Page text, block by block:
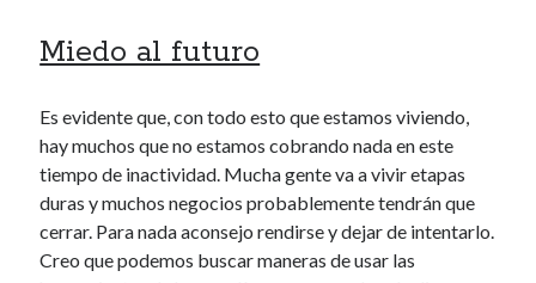
Miedo al futuro
Es evidente que, con todo esto que estamos viviendo,
hay muchos que no estamos cobrando nada en este
tiempo de inactividad. Mucha gente va a vivir etapas
duras y muchos negocios probablemente tendrán que
cerrar. Para nada aconsejo rendirse y dejar de intentarlo.
Creo que podemos buscar maneras de usar las